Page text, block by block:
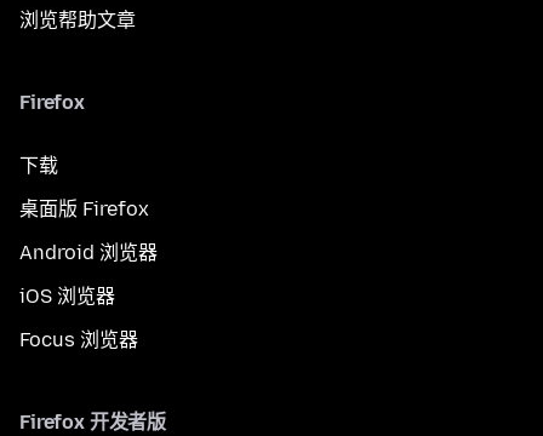
浏览帮助文章
Firefox
下载
桌面版 Firefox
Android 浏览器
iOS 浏览器
Focus 浏览器
Firefox 开发者版